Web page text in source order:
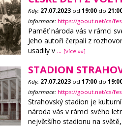
Kdy: 27.07.2023 od 19:00 do
informace: https://goout.net/cs/
Paměť národa vás v rámci
Jeho autoři čerpali z
usadily v ... [více »»]
STADION
Kdy: 27.07.2023 od 17:00 do
informace: https://goout.net/cs/
Strahovský stadion je
národa vás v rámci svého
největšího stadionu na